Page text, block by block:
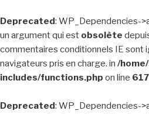
Deprecated: WP_Dependencies-
un argument qui est obsolète
commentaires conditionnels IE sont
navigateurs pris en charge. in /
includes/functions.php on line
Deprecated: WP_Dependencies-